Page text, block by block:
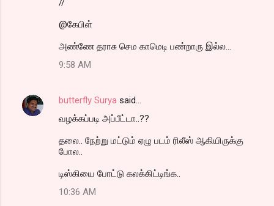
@கேபிள்
அண்ணே தராசு செம காமெடி பண்றாரு இல்ல...
9:58 AM
butterfly Surya said…
வழக்கப்படி அப்பீட்டா..??
தலை.. நேற்று மட்டும் ஏழு படம் ரிலீஸ் ஆகியிருக்கு
போல..
டிஸ்கியை போட்டு கலக்கிட்டிங்க..
10:36 AM